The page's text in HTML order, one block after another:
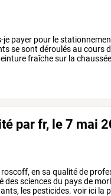
je payer pour le
sesont déroulésau cours
fraîchesur la chaussée
par fr, le 7 mai
roscoff, en sa qualitéde
dessciencesdu paysde
les pesticides. voir ici la